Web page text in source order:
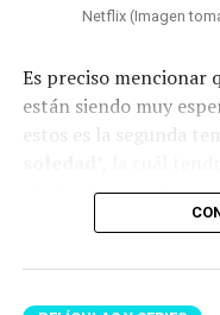
Netflix (Imagen
Es preciso mencionar
están siendo muy
estos es la segunda
títulos